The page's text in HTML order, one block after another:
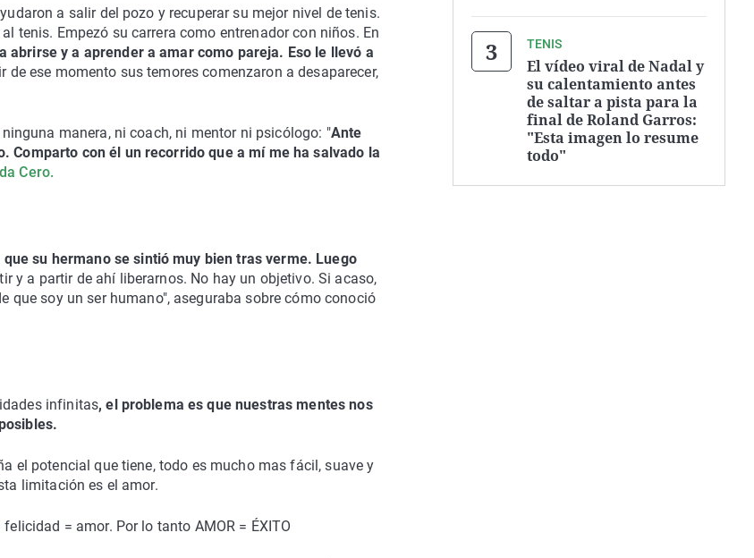
a salir del pozo y recuperar su mejor nivel de tenis.
tenis. Empezó su carrera como entrenador con niños. En
abrirse y a aprender a amar como pareja. Eso le llevó a
de ese momento sus temores comenzaron a desaparecer,
manera, ni coach, ni mentor ni psicólogo: "Ante
con él un recorrido que a mí me ha salvado la
Cero.
que su hermano se sintió muy bien tras verme. Luego
y a partir de ahí liberarnos. No hay un objetivo. Si acaso,
soy un ser humano", aseguraba sobre cómo conoció
infinitas, el problema es que nuestras mentes nos
el potencial que tiene, todo es mucho mas fácil, suave y
limitación es el amor.
= amor. Por lo tanto AMOR = ÉXITO
TENIS
El vídeo viral de Nadal y
su calentamiento antes
de saltar a pista para la
final de Roland Garros:
"Esta imagen lo resume
todo"